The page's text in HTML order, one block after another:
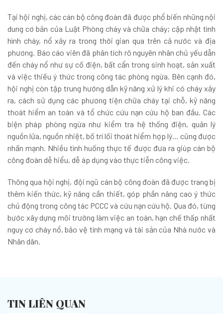
Tại hội nghị, các cán bộ công đoàn đã được phổ biến những nội
dung cơ bản của Luật Phòng cháy và chữa cháy; cập nhật tình
hình cháy, nổ xảy ra trong thời gian qua trên cả nước và địa
phương. Báo cáo viên đã phân tích rõ nguyên nhân chủ yếu dẫn
đến cháy nổ như sự cố điện, bất cẩn trong sinh hoạt, sản xuất
và việc thiếu ý thức trong công tác phòng ngừa. Bên cạnh đó,
hội nghị còn tập trung hướng dẫn kỹ năng xử lý khi có cháy xảy
ra, cách sử dụng các phương tiện chữa cháy tại chỗ, kỹ năng
thoát hiểm an toàn và tổ chức cứu nạn cứu hộ ban đầu. Các
biện pháp phòng ngừa như kiểm tra hệ thống điện, quản lý
nguồn lửa, nguồn nhiệt, bố trí lối thoát hiểm hợp lý… cũng được
nhấn mạnh. Nhiều tình huống thực tế được đưa ra giúp cán bộ
công đoàn dễ hiểu, dễ áp dụng vào thực tiễn công việc.
Thông qua hội nghị, đội ngũ cán bộ công đoàn đã được trang bị
thêm kiến thức, kỹ năng cần thiết, góp phần nâng cao ý thức
chủ động trong công tác PCCC và cứu nạn cứu hộ. Qua đó, từng
bước xây dựng môi trường làm việc an toàn, hạn chế thấp nhất
nguy cơ cháy nổ, bảo vệ tính mạng và tài sản của Nhà nước và
Nhân dân.
TIN LIÊN QUAN